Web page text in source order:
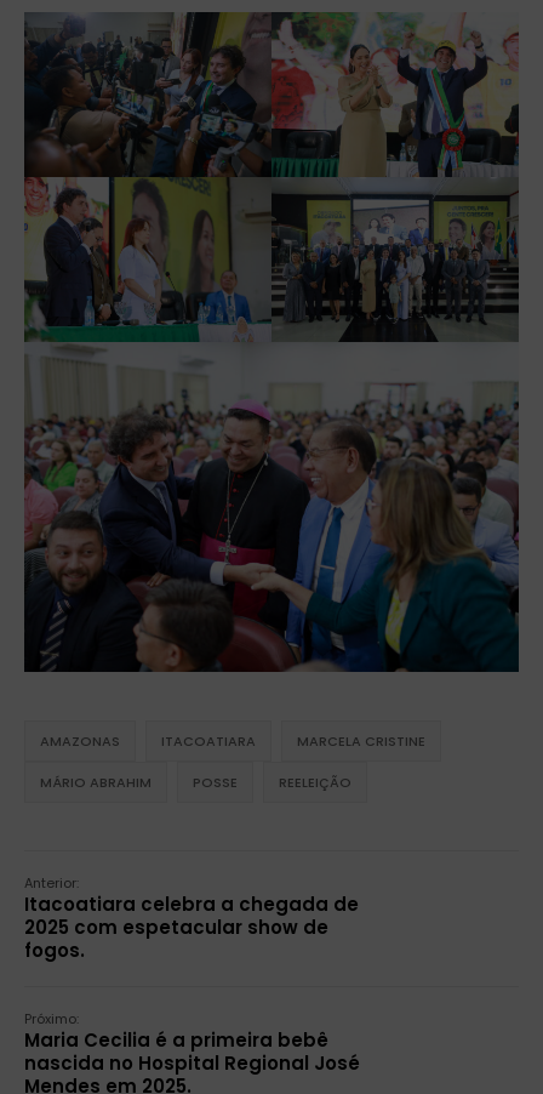
AMAZONAS ITACOATIARA MARCELA CRISTINE
MÁRIO ABRAHIM POSSE REELEIÇÃO
Anterior:
Itacoatiara celebra a chegada de
2025 com espetacular show de
fogos.
Próximo:
Maria Cecilia é a primeira bebê
nascida no Hospital Regional José
Mendes em 2025.